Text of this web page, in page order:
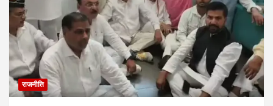
राजनीति